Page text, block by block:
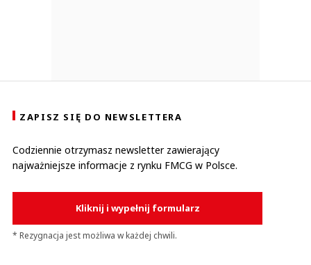
ZAPISZ SIĘ DO NEWSLETTERA
Codziennie otrzymasz newsletter zawierający
najważniejsze informacje z rynku FMCG w Polsce.
Kliknij i wypełnij formularz
* Rezygnacja jest możliwa w każdej chwili.